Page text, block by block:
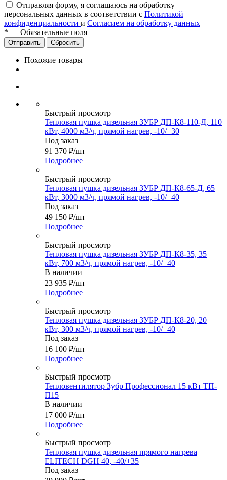
Отправляя форму, я соглашаюсь на обработку
персональных данных в соответствии с Политикой
конфиденциальности и Согласием на обработку данных
* — Обязательные поля
Сбросить
Похожие товары
Быстрый просмотр
Тепловая пушка дизельная ЗУБР ДП-К8-110-Д, 110
кВт, 4000 м3/ч, прямой нагрев, -10/+30
Под заказ
91 370 ₽/шт
Подробнее
Быстрый просмотр
Тепловая пушка дизельная ЗУБР ДП-К8-65-Д, 65
кВт, 3000 м3/ч, прямой нагрев, -10/+40
Под заказ
49 150 ₽/шт
Подробнее
Быстрый просмотр
Тепловая пушка дизельная ЗУБР ДП-К8-35, 35
кВт, 700 м3/ч, прямой нагрев, -10/+40
В наличии
23 935 ₽/шт
Подробнее
Быстрый просмотр
Тепловая пушка дизельная ЗУБР ДП-К8-20, 20
кВт, 300 м3/ч, прямой нагрев, -10/+40
Под заказ
16 100 ₽/шт
Подробнее
Быстрый просмотр
Тепловентилятор Зубр Профессионал 15 кВт ТП-
П15
В наличии
17 000 ₽/шт
Подробнее
Быстрый просмотр
Тепловая пушка дизельная прямого нагрева
ELITECH DGH 40, -40/+35
Под заказ